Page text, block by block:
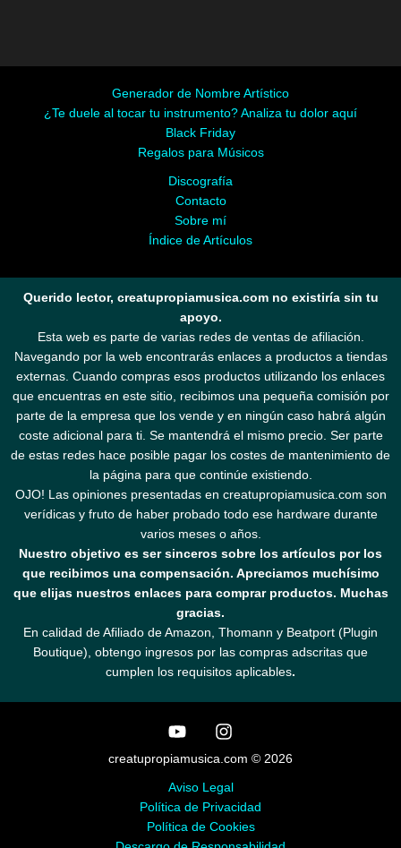
Generador de Nombre Artístico
¿Te duele al tocar tu instrumento? Analiza tu dolor aquí
Black Friday
Regalos para Músicos
Discografía
Contacto
Sobre mí
Índice de Artículos
Querido lector, creatupropiamusica.com no existiría sin tu
apoyo.
Esta web es parte de varias redes de ventas de afiliación.
Navegando por la web encontrarás enlaces a productos a tiendas
externas. Cuando compras esos productos utilizando los enlaces
que encuentras en este sitio, recibimos una pequeña comisión por
parte de la empresa que los vende y en ningún caso habrá algún
coste adicional para ti. Se mantendrá el mismo precio. Ser parte
de estas redes hace posible pagar los costes de mantenimiento de
la página para que continúe existiendo.
OJO! Las opiniones presentadas en creatupropiamusica.com son
verídicas y fruto de haber probado todo ese hardware durante
varios meses o años.
Nuestro objetivo es ser sinceros sobre los artículos por los
que recibimos una compensación. Apreciamos muchísimo
que elijas nuestros enlaces para comprar productos. Muchas
gracias.
En calidad de Afiliado de Amazon, Thomann y Beatport (Plugin
Boutique), obtengo ingresos por las compras adscritas que
cumplen los requisitos aplicables.
creatupropiamusica.com © 2026
Aviso Legal
Política de Privacidad
Política de Cookies